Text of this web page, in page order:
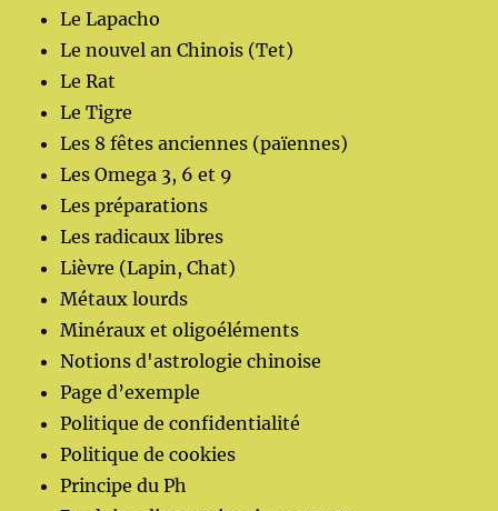
Le Lapacho
Le nouvel an Chinois (Tet)
Le Rat
Le Tigre
Les 8 fêtes anciennes (païennes)
Les Omega 3, 6 et 9
Les préparations
Les radicaux libres
Lièvre (Lapin, Chat)
Métaux lourds
Minéraux et oligoéléments
Notions d'astrologie chinoise
Page d’exemple
Politique de confidentialité
Politique de cookies
Principe du Ph